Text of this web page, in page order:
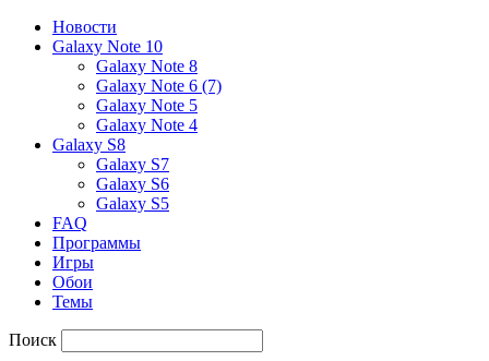
Новости
Galaxy Note 10
Galaxy Note 8
Galaxy Note 6 (7)
Galaxy Note 5
Galaxy Note 4
Galaxy S8
Galaxy S7
Galaxy S6
Galaxy S5
FAQ
Программы
Игры
Обои
Темы
Поиск